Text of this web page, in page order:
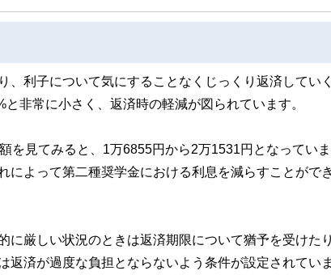
利子について気にすることなくじっくり返済してい
非常に小さく、返済時の軽減が図られています。
見てみると、1万6855円から2万1531円となっていま
よって第二種奨学金における利息を減らすことがで
厳しい状況のときは返済期限について猶予を受けた
済が過度な負担とならないよう条件が設定されていま